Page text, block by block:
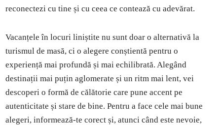
reconectezi cu tine și cu ceea ce contează cu adevărat.
Vacanțele în locuri liniștite nu sunt doar o alternativă la
turismul de masă, ci o alegere conștientă pentru o
experiență mai profundă și mai echilibrată. Alegând
destinații mai puțin aglomerate și un ritm mai lent, vei
descoperi o formă de călătorie care pune accent pe
autenticitate și stare de bine. Pentru a face cele mai bune
alegeri, informează-te corect și, atunci când este nevoie,